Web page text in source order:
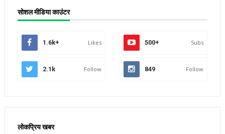
सोशल मीडिया काउंटर
1.6k+ Likes 500+ Subs
2.1k Follow 849 Follow
लोकप्रिय खबर